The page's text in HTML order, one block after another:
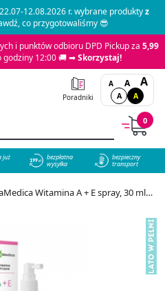
12.08.2026 r. wybrane produktyz
co przygotowaliśmy 😎
i punktów odbioru DPD Pickup za 5,99
12:00 🚚 ➡Skorzystaj!
Poradniki
A A A
A A
0
już bezpłatna
wysyłka
bezpieczny
transport
Witamina A + E spray, 30 ml - cena 18,19 zł